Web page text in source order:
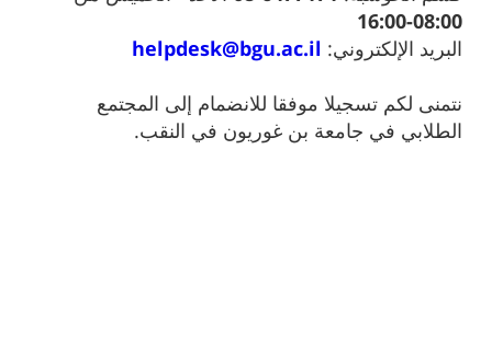
08:00-16:00
البريد الإلكتروني: helpdesk@bgu.ac.il
نتمنى لكم تسجيلا موفقا للانضمام إلى المجتمع
الطلابي في جامعة بن غوريون في النقب.